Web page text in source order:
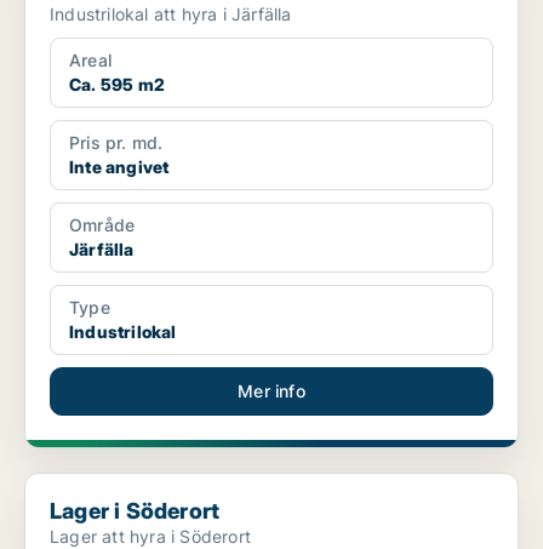
Industrilokal att hyra i Järfälla
Areal
Ca. 595 m2
Pris pr. md.
Inte angivet
Område
Järfälla
Type
Industrilokal
Mer info
Lager i Söderort
Lager i Söderort
Lager att hyra i Söderort